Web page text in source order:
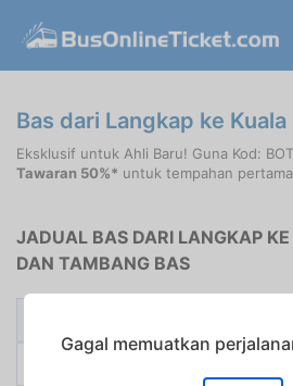
Bas dari Langkap ke
Eksklusif untuk Ahli Baru! Guna Kod:
Tawaran 50%* untuk tempahan
JADUAL BAS DARI LANGKAP
DAN TAMBANG BAS
Gagal memuatkan